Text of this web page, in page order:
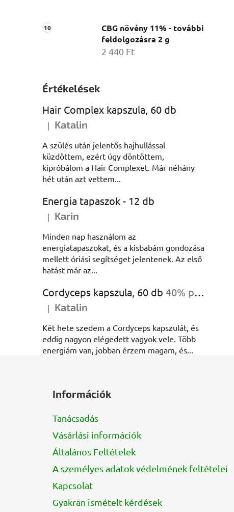
CBG növény 11% - további
feldolgozásra 2 g
2 440 Ft
Értékelések
Hair Complex kapszula, 60 db
A termék értékelése 5-ből 5 csillag.
| Katalin
A szülés után jelentős hajhullással
küzdöttem, ezért úgy döntöttem,
kipróbálom a Hair Complexet. Már néhány
hét után azt vettem...
Energia tapaszok - 12 db
A termék értékelése 5-ből 5 csillag.
| Karin
Minden nap használom az
energiatapaszokat, és a kisbabám gondozása
mellett óriási segítséget jelentenek. Az első
hatást már az...
Cordyceps kapszula, 60 db 40% poliszacharidok
A termék értékelése 5-ből 5 csillag.
| Katalin
Két hete szedem a Cordyceps kapszulát, és
eddig nagyon elégedett vagyok vele. Több
energiám van, jobban érzem magam, és...
Információk
Tanácsadás
Vásárlási információk
Általános Feltételek
A személyes adatok védelmének feltételei
Kapcsolat
Gyakran ismételt kérdések